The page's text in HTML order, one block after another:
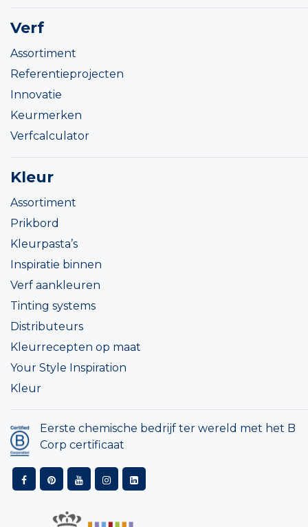
Verf
Assortiment
Referentieprojecten
Innovatie
Keurmerken
Verfcalculator
Kleur
Assortiment
Prikbord
Kleurpasta’s
Inspiratie binnen
Verf aankleuren
Tinting systems
Distributeurs
Kleurrecepten op maat
Your Style Inspiration
Kleur
Eerste chemische bedrijf ter wereld met het B
Corp certificaat